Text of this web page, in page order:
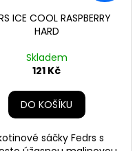
ICE COOL RASPBERRY
HARD
Skladem
121 Kč
DO KOŠÍKU
sáčky Fedrs s